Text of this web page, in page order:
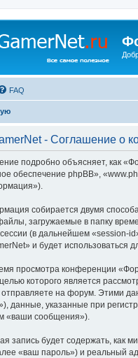
FAQ
- Соглашение о
подробно объясняет, как
обеспечение phpBB»,
собирается двумя
загружаемые в папку
(в дальнейшем «session-
и будет использоваться
просмотра конференции
которого является
на форум. Этими
данные, указанные при
«ваши сообщения»).
запись будет содержать, как
«ваш пароль») и реальный